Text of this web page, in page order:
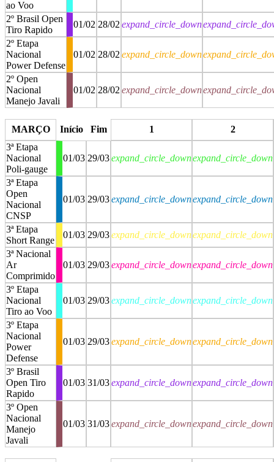
ao Voo
2º Brasil Open
Tiro Rapido
01/02 28/02 expand_circle_down
2º Etapa
Nacional
Power Defense
01/02 28/02 expand_circle_down
2º Open
Nacional
Manejo Javali
01/02 28/02 expand_circle_down
MARÇO
Início Fim 1
2
3ª Etapa
Nacional
Poli-gauge
01/03 29/03expand_circle_downexpand_circle_down
3ª Etapa
Open
Nacional
CNSP
01/03 29/03expand_circle_downexpand_circle_down
3ª Etapa
Short Range
01/03 29/03expand_circle_downexpand_circle_down
3ª Nacional
Ar
Comprimido
01/03 29/03expand_circle_downexpand_circle_down
3º Etapa
Nacional
Tiro ao Voo
01/03 29/03expand_circle_downexpand_circle_down
3º Etapa
Nacional
Power
Defense
01/03 29/03expand_circle_downexpand_circle_down
3º Brasil
Open Tiro
Rapido
01/03 31/03expand_circle_downexpand_circle_down
3º Open
Nacional
Manejo
Javali
01/03 31/03expand_circle_downexpand_circle_down